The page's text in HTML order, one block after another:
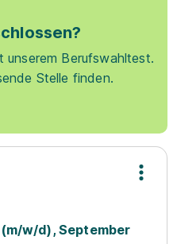
unserem Berufswahltest.
Stelle finden.
w/d), September